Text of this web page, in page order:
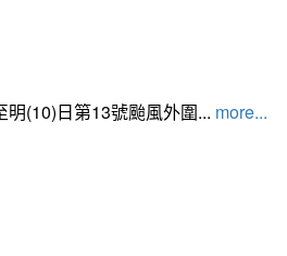
(10)日第13號颱風外圍... more...